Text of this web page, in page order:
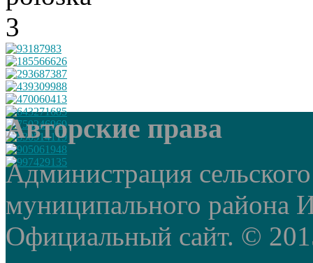
Авторские права
Администрация
муниципального района
Официальный сайт. ©